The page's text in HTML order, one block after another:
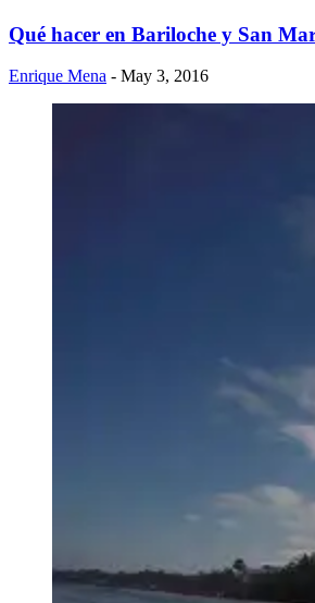
Qué hacer en Bariloche y San
Enrique Mena - May 3, 2016